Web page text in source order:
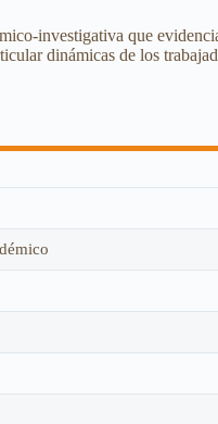
investigativa que
dinámicas de los